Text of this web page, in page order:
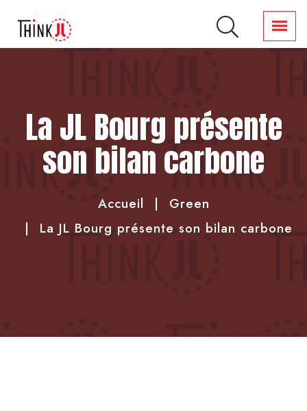
La JL Bourg présente
son bilan carbone
Accueil
Green
La JL Bourg présente son bilan carbone